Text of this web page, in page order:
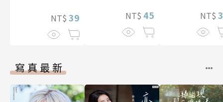
NT$ 39 NT$ 45 NT$
寫真最新